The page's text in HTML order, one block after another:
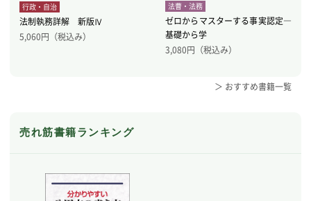
行政・自治
法制執務詳解 新版Ⅳ
5,060円（税込み）
法曹・法務
ゼロからマスターする事実認定―
基礎から学
3,080円（税込み）
＞ おすすめ書籍一覧
売れ筋書籍ランキング